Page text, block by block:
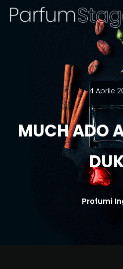
4 Aprile
MUCH ADO
Profumi